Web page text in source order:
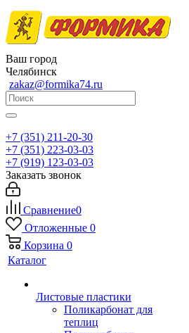
Ваш город
Челябинск
zakaz@formika74.ru
+7 (351) 211-20-30
+7 (351) 223-03-03
+7 (919) 123-03-03
Заказать звонок
Сравнение0
Отложенные 0
Корзина 0
Каталог
Листовые пластики
Поликарбонат для
теплиц